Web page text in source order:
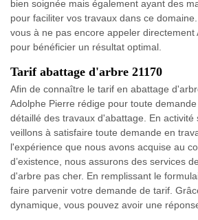
bien soignée mais également ayant des
pour faciliter vos travaux dans ce
vous à ne pas encore appeler directement
pour bénéficier un résultat optimal.
Tarif abattage d'arbre 21170
Afin de connaître le tarif en abattage
Adolphe Pierre rédige pour toute
détaillé des travaux d'abattage. En activité
veillons à satisfaire toute demande en
l'expérience que nous avons acquise au
d’existence, nous assurons des services
d'arbre pas cher. En remplissant le
faire parvenir votre demande de tarif.
dynamique, vous pouvez avoir une